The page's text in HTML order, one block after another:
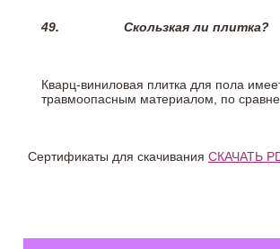
49. Скользкая ли плитка?
Кварц-виниловая плитка для пола
травмоопасным материалом, по
Сертификаты для скачивания СКАЧАТЬ